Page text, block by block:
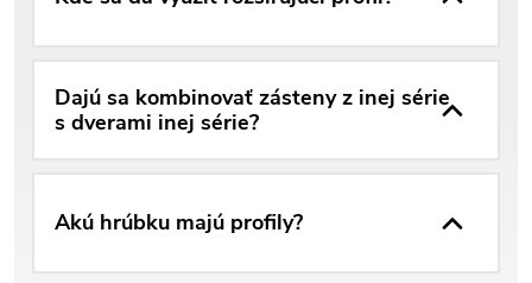
Dajú sa kombinovať zásteny z inej série
s dverami inej série?
Akú hrúbku majú profily?